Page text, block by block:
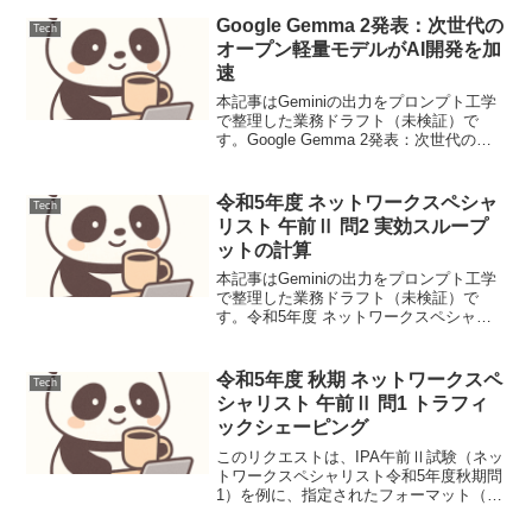
理自動化のデファ...
Tech
Google Gemma 2発表：次世代の
オープン軽量モデルがAI開発を加
速
本記事はGeminiの出力をプロンプト工学
で整理した業務ドラフト（未検証）で
す。Google Gemma 2発表：次世代のオ
オープンな軽量大規模言語モデ...
Tech
令和5年度 ネットワークスペシャ
リスト 午前Ⅱ 問2 実効スループ
ットの計算
本記事はGeminiの出力をプロンプト工学
で整理した業務ドラフト（未検証）で
す。令和5年度 ネットワークスペシャリ
求める問題で、単位換算の正確さと公式
の適用が解...
Tech
令和5年度 秋期 ネットワークスペ
シャリスト 午前Ⅱ 問1 トラフィ
ックシェーピング
このリクエストは、IPA午前Ⅱ試験（ネッ
トワークスペシャリスト令和5年度秋期問
1）を例に、指定されたフォーマット（メ